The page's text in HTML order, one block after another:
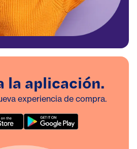
la aplicación.
experiencia de compra.